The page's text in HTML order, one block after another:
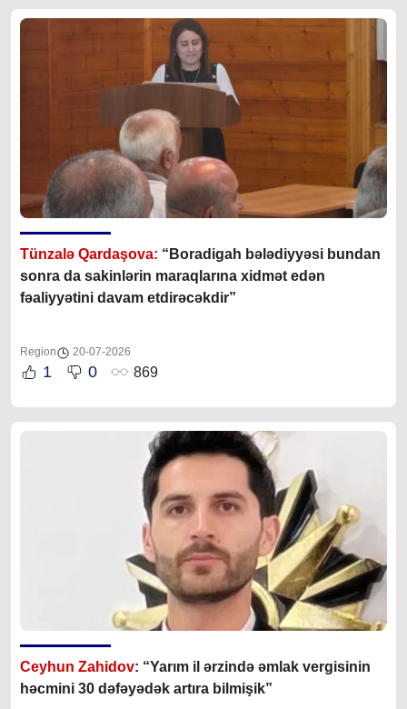
Tünzalə Qardaşova: “Boradigah bələdiyyəsi bundan
sonra da sakinlərin maraqlarına xidmət edən
fəaliyyətini davam etdirəcəkdir”
Region 20-07-2026
1 0 869
Ceyhun Zahidov: “Yarım il ərzində əmlak vergisinin
həcmini 30 dəfəyədək artıra bilmişik”